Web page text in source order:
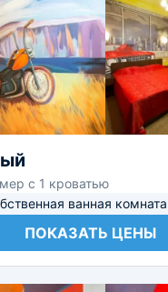
с 1 кроватью
ванная комната
ПОКАЗАТЬ ЦЕНЫ